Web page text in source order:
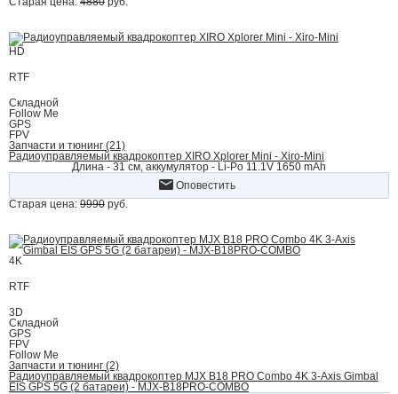
HD
RTF
Складной
Follow Me
GPS
FPV
Запчасти и тюнинг (21)
Радиоуправляемый квадрокоптер XIRO Xplorer Mini - Xiro-Mini
Длина - 31 см, аккумулятор - Li-Po 11.1V 1650 mAh
Оповестить
Старая цена: 9990 руб.
4K
RTF
3D
Складной
GPS
FPV
Follow Me
Запчасти и тюнинг (2)
Радиоуправляемый квадрокоптер MJX B18 PRO Combo 4K 3-Axis Gimbal
EIS GPS 5G (2 батареи) - MJX-B18PRO-COMBO